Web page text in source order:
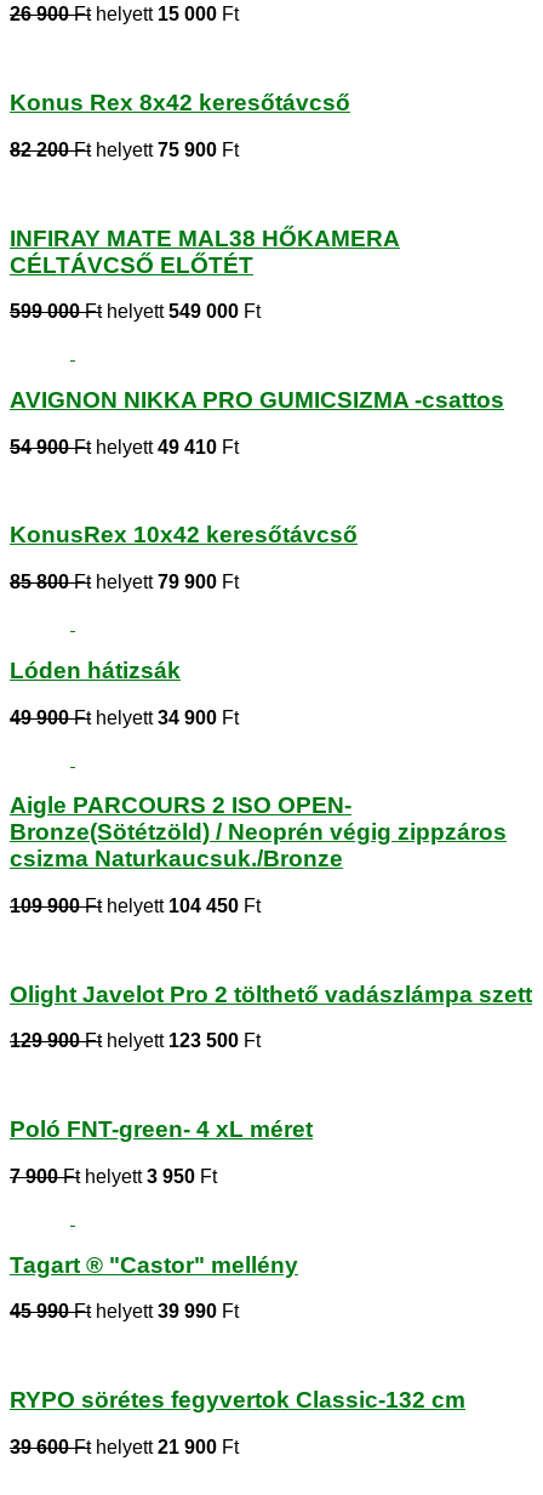
26 900 Fthelyett 15 000 Ft
Konus Rex 8x42 keresőtávcső
82 200 Fthelyett75 900 Ft
INFIRAY MATE MAL38 HŐKAMERA
CÉLTÁVCSŐ ELŐTÉT
599 000 Fthelyett549 000 Ft
AVIGNON NIKKA PRO GUMICSIZMA -csattos
54 900 Fthelyett49 410 Ft
KonusRex 10x42 keresőtávcső
85 800 Fthelyett79 900 Ft
Lóden hátizsák
49 900 Fthelyett34 900 Ft
Aigle PARCOURS 2 ISO OPEN-
Bronze(Sötétzöld) / Neoprén végig zippzáros
csizma Naturkaucsuk./Bronze
109 900 Fthelyett 104 450 Ft
Olight Javelot Pro 2 tölthető vadászlámpa szett
129 900 Fthelyett 123 500 Ft
Poló FNT-green- 4 xL méret
7 900 Fthelyett3 950 Ft
Tagart ® "Castor" mellény
45 990 Fthelyett39 990 Ft
RYPO sörétes fegyvertok Classic-132 cm
39 600 Fthelyett21 900 Ft